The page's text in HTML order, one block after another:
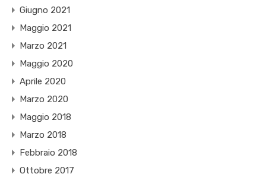
Giugno 2021
Maggio 2021
Marzo 2021
Maggio 2020
Aprile 2020
Marzo 2020
Maggio 2018
Marzo 2018
Febbraio 2018
Ottobre 2017